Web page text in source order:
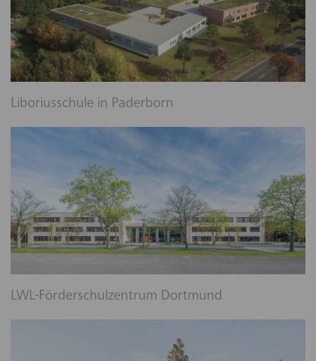
Liboriusschule in Paderborn
LWL-Förderschulzentrum Dortmund